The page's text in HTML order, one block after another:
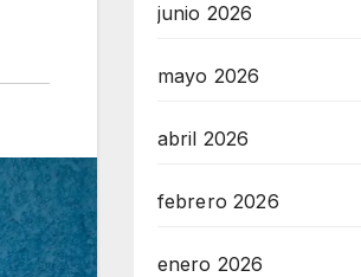
junio 2026
mayo 2026
abril 2026
febrero 2026
enero 2026